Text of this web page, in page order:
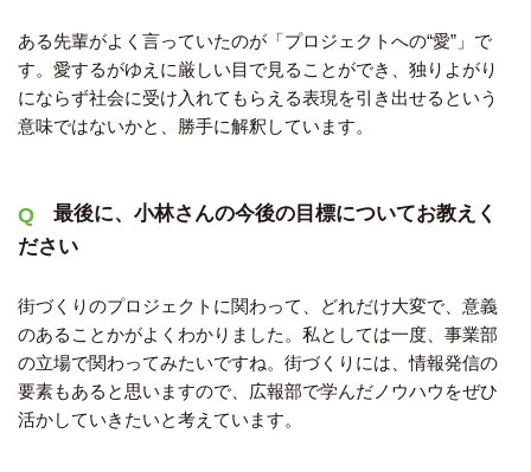
ある先輩がよく言っていたのが「プロジェクトへの“愛”」で
す。愛するがゆえに厳しい目で見ることができ、独りよがり
にならず社会に受け入れてもらえる表現を引き出せるという
意味ではないかと、勝手に解釈しています。
最後に、小林さんの今後の目標についてお教えく
ださい
街づくりのプロジェクトに関わって、どれだけ大変で、意義
のあることかがよくわかりました。私としては一度、事業部
の立場で関わってみたいですね。街づくりには、情報発信の
要素もあると思いますので、広報部で学んだノウハウをぜひ
活かしていきたいと考えています。